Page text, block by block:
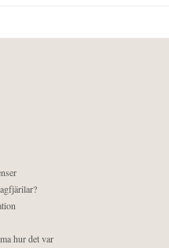
hur det var